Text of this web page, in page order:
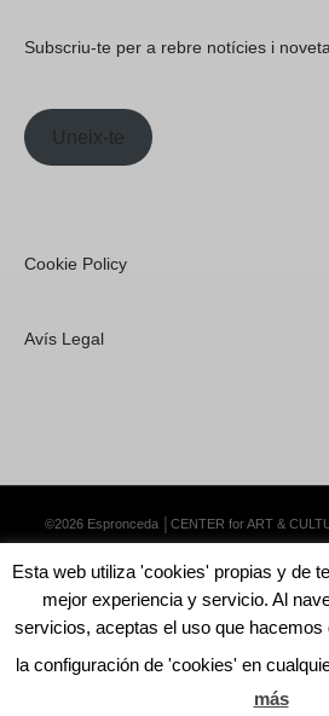
Subscriu-te per a rebre notícies i
Uneix-te
Cookie Policy
Avís Legal
©2026 Espronceda │CENTER for ART &
Esta web utiliza 'cookies' propias y de
mejor experiencia y servicio. Al
servicios, aceptas el uso que
la configuración de 'cookies' en
más
English Català